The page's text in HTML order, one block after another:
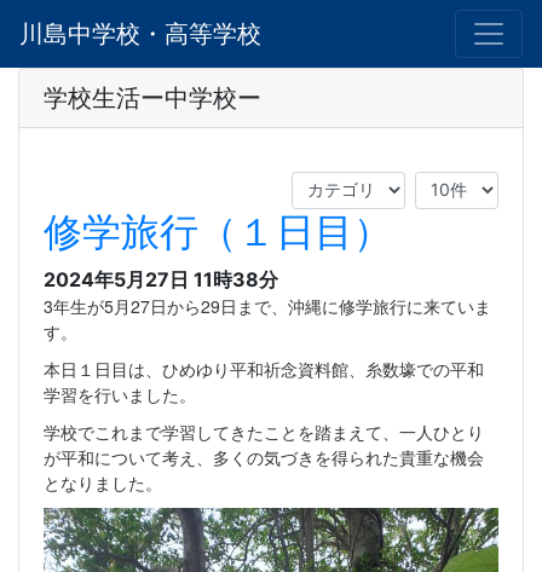
川島中学校・高等学校
学校生活ー中学校ー
修学旅行（１日目）
2024年5月27日 11時38分
3年生が5月27日から29日まで、沖縄に修学旅行に来ていま
す。
本日１日目は、ひめゆり平和祈念資料館、糸数壕での平和
学習を行いました。
学校でこれまで学習してきたことを踏まえて、一人ひとり
が平和について考え、多くの気づきを得られた貴重な機会
となりました。